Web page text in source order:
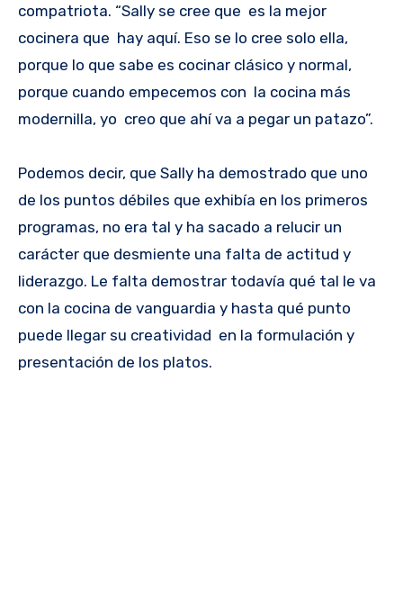
compatriota. “Sally se cree que es la mejor
cocinera que hay aquí. Eso se lo cree solo ella,
porque lo que sabe es cocinar clásico y normal,
porque cuando empecemos con la cocina más
modernilla, yo creo que ahí va a pegar un patazo”.
Podemos decir, que Sally ha demostrado que uno
de los puntos débiles que exhibía en los primeros
programas, no era tal y ha sacado a relucir un
carácter que desmiente una falta de actitud y
liderazgo. Le falta demostrar todavía qué tal le va
con la cocina de vanguardia y hasta qué punto
puede llegar su creatividad en la formulación y
presentación de los platos.